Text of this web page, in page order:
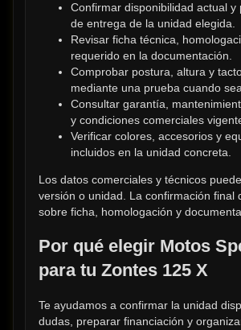
Confirmar disponibilidad actual y
de entrega de la unidad elegida.
Revisar ficha técnica,
requerido en la documentación.
Comprobar postura, altura y
mediante una prueba cuando
Consultar garantía,
y condiciones comerciales
Verificar colores, accesorios y
incluidos en la unidad concreta.
Los datos comerciales y técnicos
versión o unidad. La confirmación final
sobre ficha, homologación y
Por qué elegir Motos
para tu Zontes 125 X
Te ayudamos a confirmar la unidad
dudas, preparar financiación y